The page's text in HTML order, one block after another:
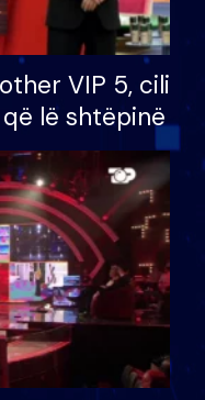
VIP 5, cili
lë shtëpinë